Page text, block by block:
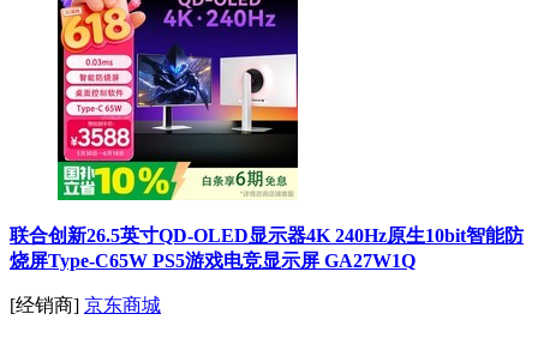
联合创新26.5英寸QD-OLED显示器4K 240Hz原生10bit智能防
烧屏Type-C65W PS5游戏电竞显示屏 GA27W1Q
[经销商] 京东商城